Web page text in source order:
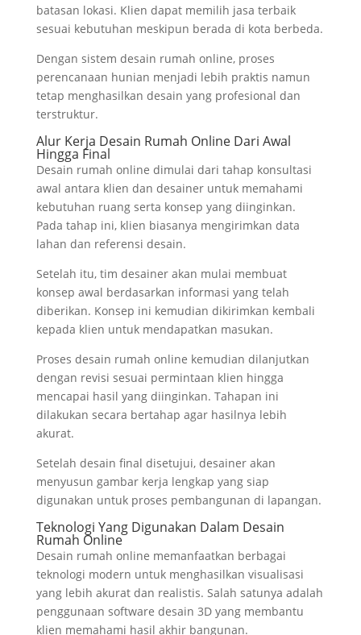
batasan lokasi. Klien dapat memilih jasa terbaik
sesuai kebutuhan meskipun berada di kota berbeda.
Dengan sistem desain rumah online, proses
perencanaan hunian menjadi lebih praktis namun
tetap menghasilkan desain yang profesional dan
terstruktur.
Alur Kerja Desain Rumah Online Dari Awal
Hingga Final
Desain rumah online dimulai dari tahap konsultasi
awal antara klien dan desainer untuk memahami
kebutuhan ruang serta konsep yang diinginkan.
Pada tahap ini, klien biasanya mengirimkan data
lahan dan referensi desain.
Setelah itu, tim desainer akan mulai membuat
konsep awal berdasarkan informasi yang telah
diberikan. Konsep ini kemudian dikirimkan kembali
kepada klien untuk mendapatkan masukan.
Proses desain rumah online kemudian dilanjutkan
dengan revisi sesuai permintaan klien hingga
mencapai hasil yang diinginkan. Tahapan ini
dilakukan secara bertahap agar hasilnya lebih
akurat.
Setelah desain final disetujui, desainer akan
menyusun gambar kerja lengkap yang siap
digunakan untuk proses pembangunan di lapangan.
Teknologi Yang Digunakan Dalam Desain
Rumah Online
Desain rumah online memanfaatkan berbagai
teknologi modern untuk menghasilkan visualisasi
yang lebih akurat dan realistis. Salah satunya adalah
penggunaan software desain 3D yang membantu
klien memahami hasil akhir bangunan.